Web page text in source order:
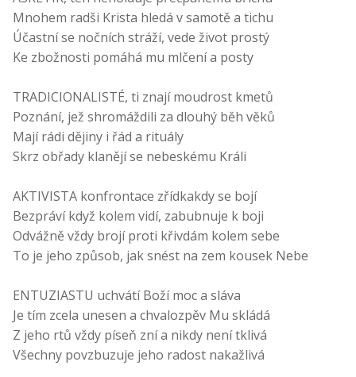
Mnohem radši Krista hledá v samotě a tichu
Účastní se nočních stráží, vede život prostý
Ke zbožnosti pomáhá mu mlčení a posty
TRADICIONALISTÉ, ti znají moudrost kmetů
Poznání, jež shromáždili za dlouhý běh věků
Mají rádi dějiny i řád a rituály
Skrz obřady klanějí se nebeskému Králi
AKTIVISTA konfrontace zřídkakdy se bojí
Bezpráví když kolem vidí, zabubnuje k boji
Odvážně vždy brojí proti křivdám kolem sebe
To je jeho způsob, jak snést na zem kousek Nebe
ENTUZIASTU uchvátí Boží moc a sláva
Je tím zcela unesen a chvalozpěv Mu skládá
Z jeho rtů vždy píseň zní a nikdy není tklivá
Všechny povzbuzuje jeho radost nakažlivá